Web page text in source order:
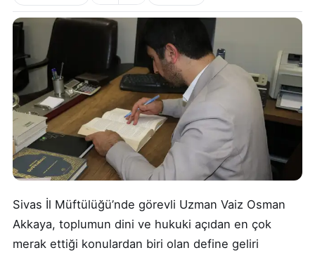
Sivas İl Müftülüğü’nde görevli Uzman Vaiz Osman
Akkaya, toplumun dini ve hukuki açıdan en çok
merak ettiği konulardan biri olan define geliri